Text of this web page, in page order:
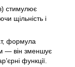
стимулює
щільність і
формула
— він зменшує
функції.